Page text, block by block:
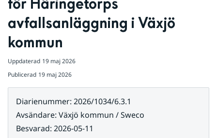
för Häringetorps
avfallsanläggning i Växjö
kommun
Uppdaterad 19 maj 2026
Publicerad 19 maj 2026
Diarienummer: 2026/1034/6.3.1
Avsändare: Växjö kommun / Sweco
Besvarad: 2026-05-11